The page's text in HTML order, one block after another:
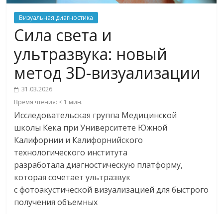
Визуальная диагностика
Сила света и
ультразвука: новый
метод 3D-визуализации
31.03.2026
Время чтения: < 1 мин.
Исследовательская группа Медицинской
школы Кека при Университете Южной
Калифорнии и Калифорнийского
технологического института
разработала диагностическую платформу,
которая сочетает ультразвук
с фотоакустической визуализацией для быстрого
получения объемных